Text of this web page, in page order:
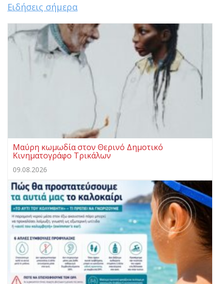
Ειδήσεις σήμερα
Μαύρη κωμωδία στον Θερινό Δημοτικό
Κινηματογράφο Τρικάλων
09.08.2026